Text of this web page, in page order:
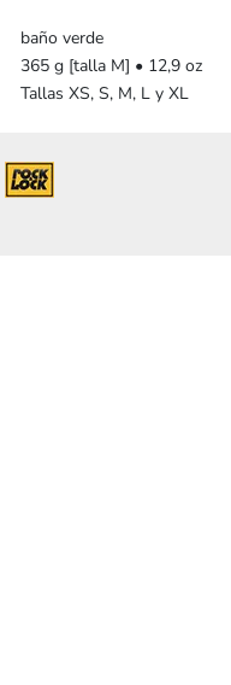
baño verde
365 g [talla M] • 12,9 oz
Tallas XS, S, M, L y XL